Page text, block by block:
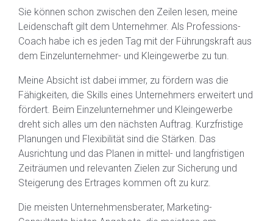
Sie können schon zwischen den Zeilen lesen, meine
Leidenschaft gilt dem Unternehmer. Als Professions-
Coach habe ich es jeden Tag mit der Führungskraft aus
dem Einzelunternehmer- und Kleingewerbe zu tun.
Meine Absicht ist dabei immer, zu fördern was die
Fähigkeiten, die Skills eines Unternehmers erweitert und
fördert. Beim Einzelunternehmer und Kleingewerbe
dreht sich alles um den nächsten Auftrag. Kurzfristige
Planungen und Flexibilität sind die Stärken. Das
Ausrichtung und das Planen in mittel- und langfristigen
Zeiträumen und relevanten Zielen zur Sicherung und
Steigerung des Ertrages kommen oft zu kurz.
Die meisten Unternehmensberater, Marketing-